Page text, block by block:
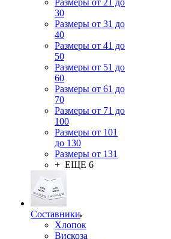
Размеры от 21 до
30
Размеры от 31 до
40
Размеры от 41 до
50
Размеры от 51 до
60
Размеры от 61 до
70
Размеры от 71 до
100
Размеры от 101
до 130
Размеры от 131
+ ЕЩЕ 6
Составники
Хлопок
Вискоза